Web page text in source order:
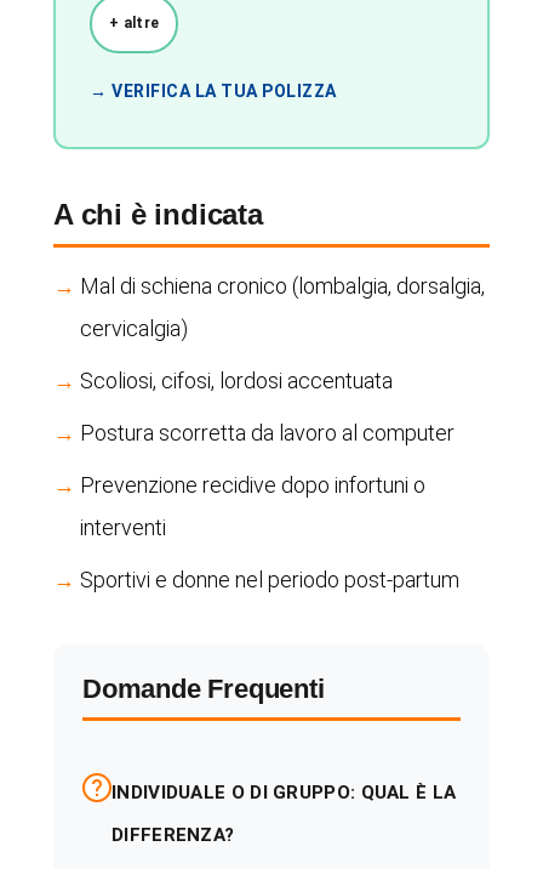
+ altre
→ VERIFICA LA TUA POLIZZA
A chi è indicata
Mal di schiena cronico (lombalgia, dorsalgia,
cervicalgia)
Scoliosi, cifosi, lordosi accentuata
Postura scorretta da lavoro al computer
Prevenzione recidive dopo infortuni o
interventi
Sportivi e donne nel periodo post-partum
Domande Frequenti
INDIVIDUALE O DI GRUPPO: QUAL È LA
DIFFERENZA?